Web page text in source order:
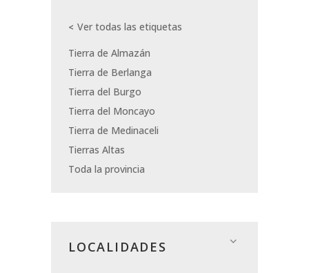
Ver todas las etiquetas
Tierra de Almazán
Tierra de Berlanga
Tierra del Burgo
Tierra del Moncayo
Tierra de Medinaceli
Tierras Altas
Toda la provincia
LOCALIDADES